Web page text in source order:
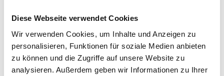
Diese Webseite verwendet Cookies
Wir verwenden Cookies, um Inhalte und Anzeigen zu
personalisieren, Funktionen für soziale Medien anbieten
zu können und die Zugriffe auf unsere Website zu
analysieren. Außerdem geben wir Informationen zu Ihrer
Kommunikative, freundliche und motivierte
Auftreten
Selbständige, zielorientierte und authentische
Arbeitsweise
Körperliche Fitness (Geräte bis 25 kg mit Hilfsmitteln)